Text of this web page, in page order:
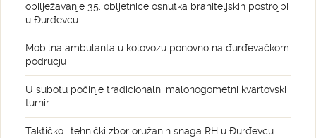
obilježavanje 35. obljetnice osnutka braniteljskih postrojbi
u Đurđevcu
Mobilna ambulanta u kolovozu ponovno na đurđevačkom
području
U subotu počinje tradicionalni malonogometni kvartovski
turnir
Taktičko- tehnički zbor oružanih snaga RH u Đurđevcu-